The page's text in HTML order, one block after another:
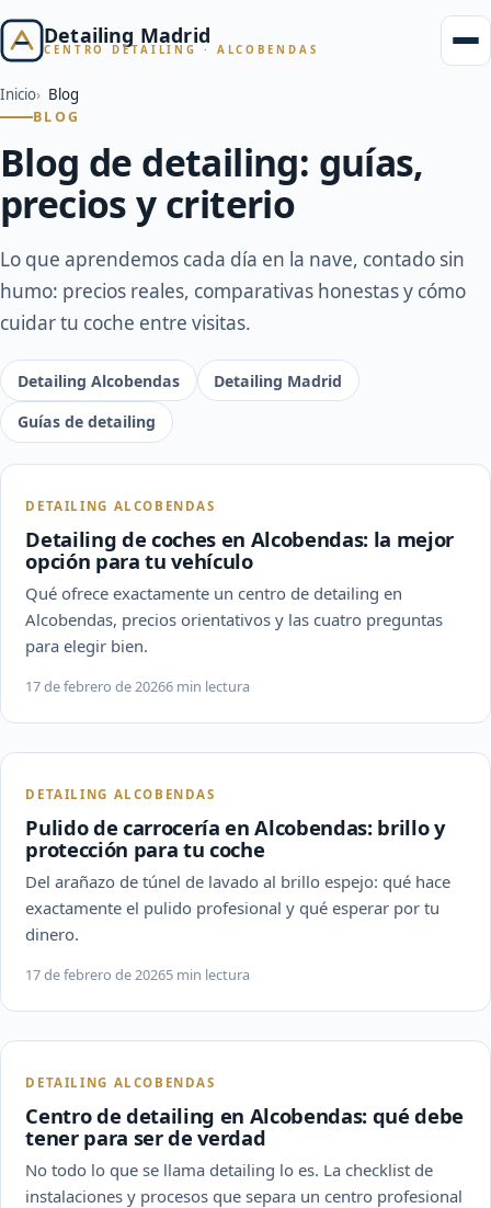
Detailing Madrid
CENTRO DETAILING · ALCOBENDAS
Inicio Blog
BLOG
Blog de detailing: guías,
precios y criterio
Lo que aprendemos cada día en la nave, contado sin
humo: precios reales, comparativas honestas y cómo
cuidar tu coche entre visitas.
Detailing Alcobendas
Detailing Madrid
Guías de detailing
DETAILING ALCOBENDAS
Detailing de coches en Alcobendas: la mejor
opción para tu vehículo
Qué ofrece exactamente un centro de detailing en
Alcobendas, precios orientativos y las cuatro preguntas
para elegir bien.
17 de febrero de 20266 min lectura
DETAILING ALCOBENDAS
Pulido de carrocería en Alcobendas: brillo y
protección para tu coche
Del arañazo de túnel de lavado al brillo espejo: qué hace
exactamente el pulido profesional y qué esperar por tu
dinero.
17 de febrero de 20265 min lectura
DETAILING ALCOBENDAS
Centro de detailing en Alcobendas: qué debe
tener para ser de verdad
No todo lo que se llama detailing lo es. La checklist de
instalaciones y procesos que separa un centro profesional